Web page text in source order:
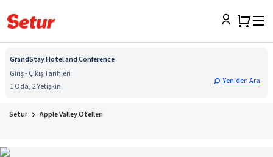
GrandStay Hotel and Conference
Giriş - Çıkış Tarihleri
1 Oda, 2 Yetişkin
Yeniden Ara
Setur Apple Valley Otelleri